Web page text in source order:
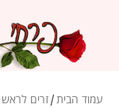
עמוד הבית/זרים לראש